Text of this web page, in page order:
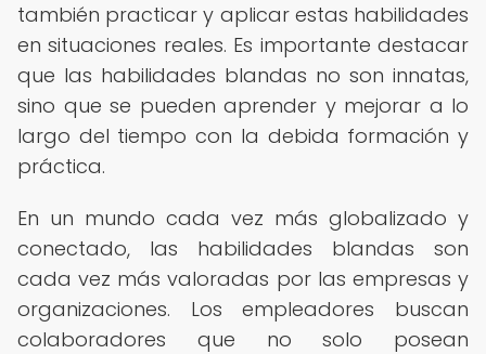
también practicar y aplicar estas habilidades
en situaciones reales. Es importante destacar
que las habilidades blandas no son innatas,
sino que se pueden aprender y mejorar a lo
largo del tiempo con la debida formación y
práctica.
En un mundo cada vez más globalizado y
conectado, las habilidades blandas son
cada vez más valoradas por las empresas y
organizaciones. Los empleadores buscan
colaboradores que no solo posean